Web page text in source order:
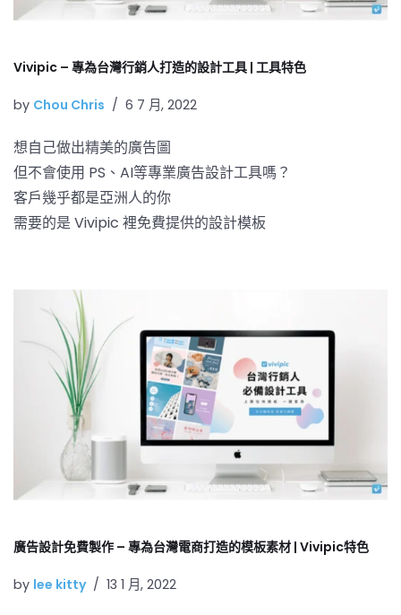
Vivipic – 專為台灣行銷人打造的設計工具 | 工具特色
by Chou Chris 6 7 月, 2022
想自己做出精美的廣告圖
但不會使用 PS、AI等專業廣告設計工具嗎？
客戶幾乎都是亞洲人的你
需要的是 Vivipic 裡免費提供的設計模板
廣告設計免費製作 – 專為台灣電商打造的模板素材 | Vivipic特色
by lee kitty 13 1 月, 2022